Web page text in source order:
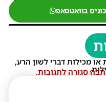
בוואטסאפ
מכילות דברי לשון הרע,
סגורה לתגובות.